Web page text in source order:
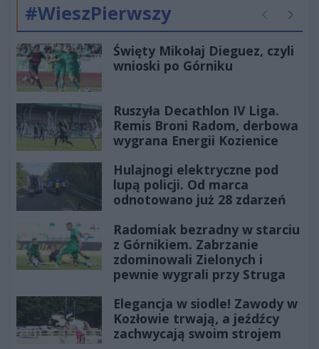
#WieszPierwszy Poprzednie
Święty Mikołaj Dieguez, czyli
wnioski po Górniku
Ruszyła Decathlon IV Liga.
Remis Broni Radom, derbowa
wygrana Energii Kozienice
Hulajnogi elektryczne pod
lupą policji. Od marca
odnotowano już 28 zdarzeń
Radomiak bezradny w starciu
z Górnikiem. Zabrzanie
zdominowali Zielonych i
pewnie wygrali przy Struga
Elegancja w siodle! Zawody w
Kozłowie trwają, a jeźdźcy
zachwycają swoim strojem